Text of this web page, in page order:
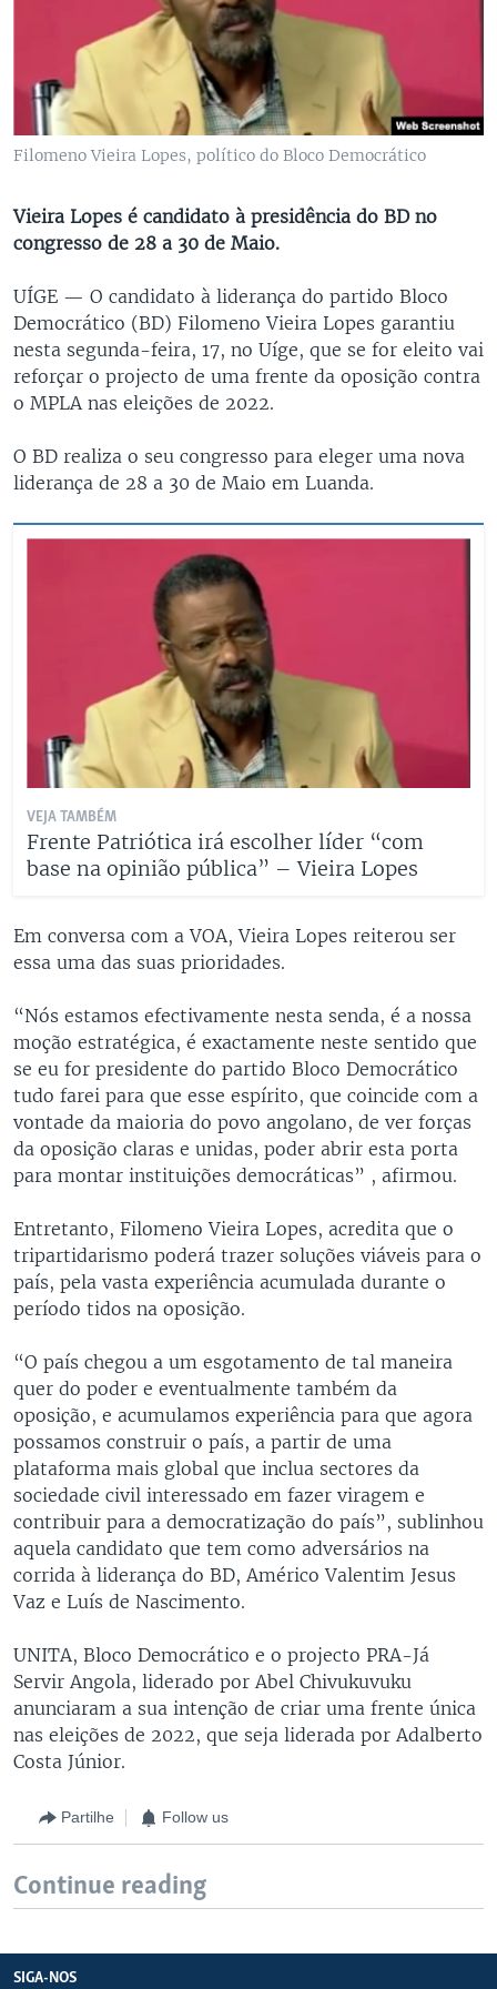
Filomeno Vieira Lopes, político do Bloco Democrático
Vieira Lopes é candidato à presidência do BD no
congresso de 28 a 30 de Maio.
UÍGE — O candidato à liderança do partido Bloco
Democrático (BD) Filomeno Vieira Lopes garantiu
nesta segunda-feira, 17, no Uíge, que se for eleito vai
reforçar o projecto de uma frente da oposição contra
o MPLA nas eleições de 2022.
O BD realiza o seu congresso para eleger uma nova
liderança de 28 a 30 de Maio em Luanda.
VEJA TAMBÉM
Frente Patriótica irá escolher líder “com
base na opinião pública” – Vieira Lopes
Em conversa com a VOA, Vieira Lopes reiterou ser
essa uma das suas prioridades.
“Nós estamos efectivamente nesta senda, é a nossa
moção estratégica, é exactamente neste sentido que
se eu for presidente do partido Bloco Democrático
tudo farei para que esse espírito, que coincide com a
vontade da maioria do povo angolano, de ver forças
da oposição claras e unidas, poder abrir esta porta
para montar instituições democráticas” , afirmou.
Entretanto, Filomeno Vieira Lopes, acredita que o
tripartidarismo poderá trazer soluções viáveis para o
país, pela vasta experiência acumulada durante o
período tidos na oposição.
“O país chegou a um esgotamento de tal maneira
quer do poder e eventualmente também da
oposição, e acumulamos experiência para que agora
possamos construir o país, a partir de uma
plataforma mais global que inclua sectores da
sociedade civil interessado em fazer viragem e
contribuir para a democratização do país”, sublinhou
aquela candidato que tem como adversários na
corrida à liderança do BD, Américo Valentim Jesus
Vaz e Luís de Nascimento.
UNITA, Bloco Democrático e o projecto PRA-Já
Servir Angola, liderado por Abel Chivukuvuku
anunciaram a sua intenção de criar uma frente única
nas eleições de 2022, que seja liderada por Adalberto
Costa Júnior.
Partilhe Follow us
Continue reading
SIGA-NOS